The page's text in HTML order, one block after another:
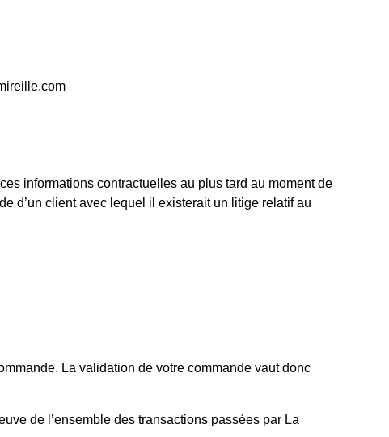
informations contractuelles au plus tard au moment de
d’un client avec lequel il existerait un litige relatif au
La validation de votre commande vaut donc
de l’ensemble des transactions passées par La